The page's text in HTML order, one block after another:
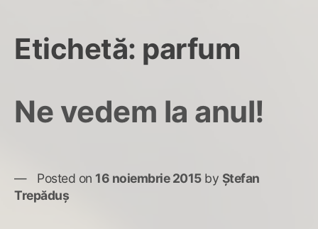
Etichetă: parfum
Ne vedem la anul!
Posted on 16 noiembrie 2015by Ștefan
Trepăduș